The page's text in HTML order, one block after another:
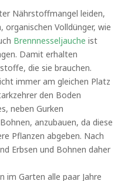
Nährstoffmangel leiden,
Volldünger, wie
Brennnesseljauche ist
Damit erhalten
die sie brauchen.
immer am gleichen Platz
den Boden
neben Gurken
anzubauen, da diese
Pflanzen abgeben. Nach
Erbsen und Bohnen daher
im Garten alle paar Jahre